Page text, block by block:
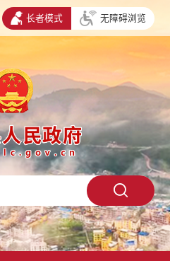
长者模式 无障碍浏览